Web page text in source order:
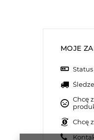
MOJE
Chcę
Chcę